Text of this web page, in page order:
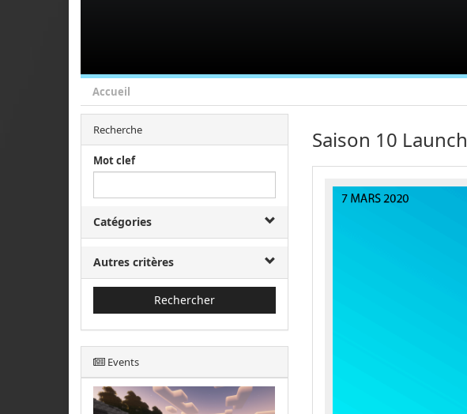
Accueil
Recherche
Mot clef
Catégories
Autres critères
Rechercher
Events
Saison 10 Launch